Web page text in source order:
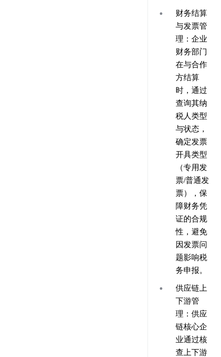
财务结算
与发票管
理 ：企业
财务部门
在与合作
方结算
时，通过
查询其纳
税人类型
与状态，
确定发票
开具类型
（专用发
票/普通发
票），保
障财务凭
证的合规
性，避免
因发票问
题影响税
务申报。
供应链上
下游管
理 ：供应
链核心企
业通过核
查上下游